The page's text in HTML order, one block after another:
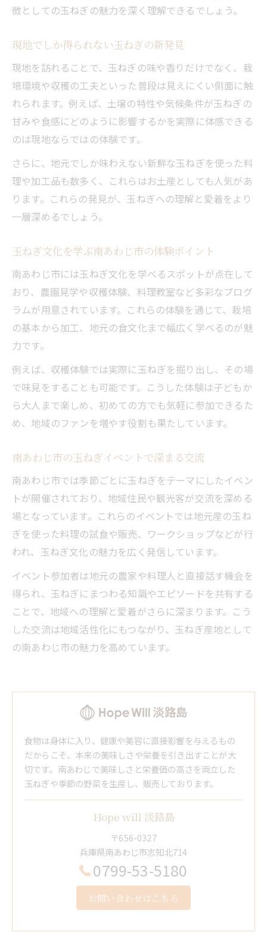
徴としての玉ねぎの魅力を深く理解できるでしょう。
現地でしか得られない玉ねぎの新発見
現地を訪れることで、玉ねぎの味や香りだけでなく、栽
培環境や収穫の工夫といった普段は見えにくい側面に触
れられます。例えば、土壌の特性や気候条件が玉ねぎの
甘みや食感にどのように影響するかを実際に体感できる
のは現地ならではの体験です。
さらに、地元でしか味わえない新鮮な玉ねぎを使った料
理や加工品も数多く、これらはお土産としても人気があ
ります。これらの発見が、玉ねぎへの理解と愛着をより
一層深めるでしょう。
玉ねぎ文化を学ぶ南あわじ市の体験ポイント
南あわじ市には玉ねぎ文化を学べるスポットが点在して
おり、農園見学や収穫体験、料理教室など多彩なプログ
ラムが用意されています。これらの体験を通じて、栽培
の基本から加工、地元の食文化まで幅広く学べるのが魅
力です。
例えば、収穫体験では実際に玉ねぎを掘り出し、その場
で味見をすることも可能です。こうした体験は子どもか
ら大人まで楽しめ、初めての方でも気軽に参加できるた
め、地域のファンを増やす役割も果たしています。
南あわじ市の玉ねぎイベントで深まる交流
南あわじ市では季節ごとに玉ねぎをテーマにしたイベン
トが開催されており、地域住民や観光客が交流を深める
場となっています。これらのイベントでは地元産の玉ね
ぎを使った料理の試食や販売、ワークショップなどが行
われ、玉ねぎ文化の魅力を広く発信しています。
イベント参加者は地元の農家や料理人と直接話す機会を
得られ、玉ねぎにまつわる知識やエピソードを共有する
ことで、地域への理解と愛着がさらに深まります。こう
した交流は地域活性化にもつながり、玉ねぎ産地として
の南あわじ市の魅力を高めています。
食物は身体に入り、健康や美容に直接影響を与えるもの
だからこそ、本来の美味しさや栄養を引き出すことが大
切です。南あわじで美味しさと栄養価の高さを両立した
玉ねぎや季節の野菜を生産し、販売しております。
Hope will 淡路島
〒656-0327
兵庫県南あわじ市志知北714
0799-53-5180
お問い合わせはこちら